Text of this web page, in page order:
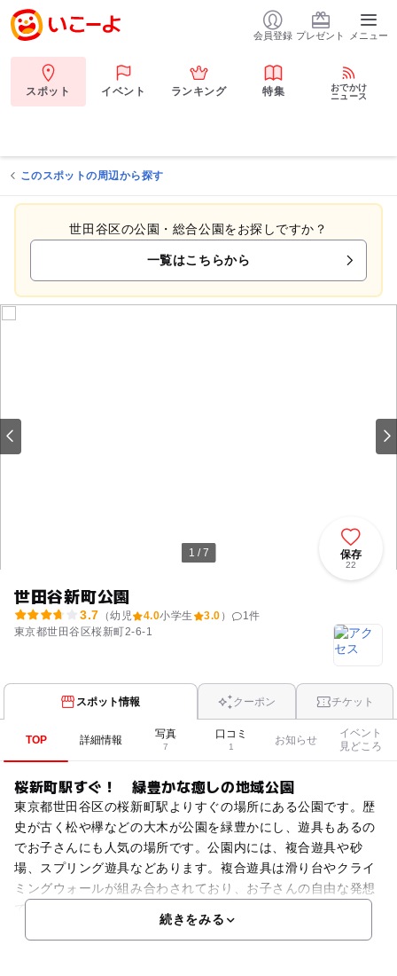
会員登録 プレゼント メニュー
スポット イベント ランキング 特集
おでかけ
ニュース
このスポットの周辺から探す
世田谷区の公園・総合公園をお探しですか？
一覧はこちらから
1 / 7
世田谷新町公園
3.7 （幼児 4.0小学生 3.0 ） 1件
東京都世田谷区桜新町2-6-1
保存
22
スポット情報 クーポン チケット
TOP 詳細情報 写真
7
口コミ
1
お知らせ
イベント
見どころ
桜新町駅すぐ！ 緑豊かな癒しの地域公園
東京都世田谷区の桜新町駅よりすぐの場所にある公園です。歴
史が古く松や欅などの大木が公園を緑豊かにし、遊具もあるの
でお子さんにも人気の場所です。公園内には、複合遊具や砂
場、スプリング遊具などあります。複合遊具は滑り台やクライ
ミングウォールが組み合わされており、お子さんの自由な発想
で
続きをみる